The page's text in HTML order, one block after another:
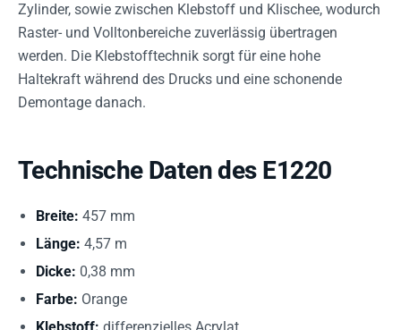
Zylinder, sowie zwischen Klebstoff und Klischee, wodurch
Raster- und Volltonbereiche zuverlässig übertragen
werden. Die Klebstofftechnik sorgt für eine hohe
Haltekraft während des Drucks und eine schonende
Demontage danach.
Technische Daten des E1220
Breite: 457 mm
Länge: 4,57 m
Dicke: 0,38 mm
Farbe: Orange